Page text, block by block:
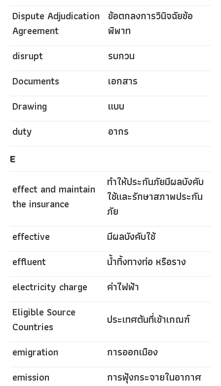
Dispute Adjudication
Agreement
ข้อตกลงการวินิจฉัยข้อ
พิพาท
disrupt
รบกวน
Documents
เอกสาร
Drawing
แบบ
duty
อากร
E
effect and maintain
the insurance
ทำให้ประกันภัยมีผลบังคับ
ใช้และรักษาสภาพประกัน
ภัย
effective
มีผลบังคับใช้
effluent
น้ำทิ้งทางท่อ หรือราง
electricity charge
ค่าไฟฟ้า
Eligible Source
Countries
ประเทศต้นที่เข้าเกณฑ์
emigration
การออกเมือง
emission
การฟุ้งกระจายในอากาศ